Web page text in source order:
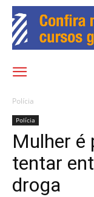
Polícia
Polícia
Mulher é
tentar
droga